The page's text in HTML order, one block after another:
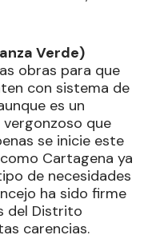
Verde)
obras para que
con sistema de
es un
que
se inicie este
Cartagena ya
de necesidades
ha sido firme
del Distrito
carencias.